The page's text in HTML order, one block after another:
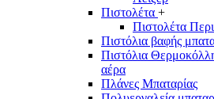
Πιστολέτα +
Πιστολέτα
Πιστόλια βαφής
Πιστόλια
αέρα
Πλάνες Μπαταρίας